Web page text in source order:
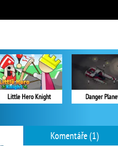
Little Hero Knight Danger
Komentáře (1)